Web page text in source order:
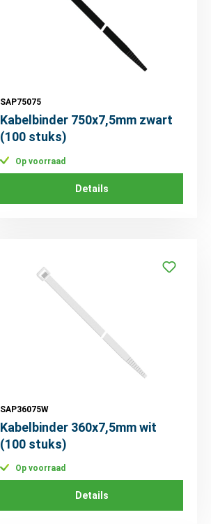
SAP75075
Kabelbinder 750x7,5mm zwart
(100 stuks)
Op voorraad
Details
SAP36075W
Kabelbinder 360x7,5mm wit
(100 stuks)
Op voorraad
Details